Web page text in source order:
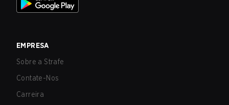
EMPRESA
Sobre a Strafe
Contate-Nos
Carreira